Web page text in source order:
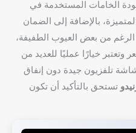
الخامات المستخدمة في
بالإضافة إلى الضمان
من بعض العيوب الطفيفة،
وتعتبر خيارًا عمليًا للعديد من
تلفزيون جيدة دون إنفاق
تستحق بالتأكيد أن تكون